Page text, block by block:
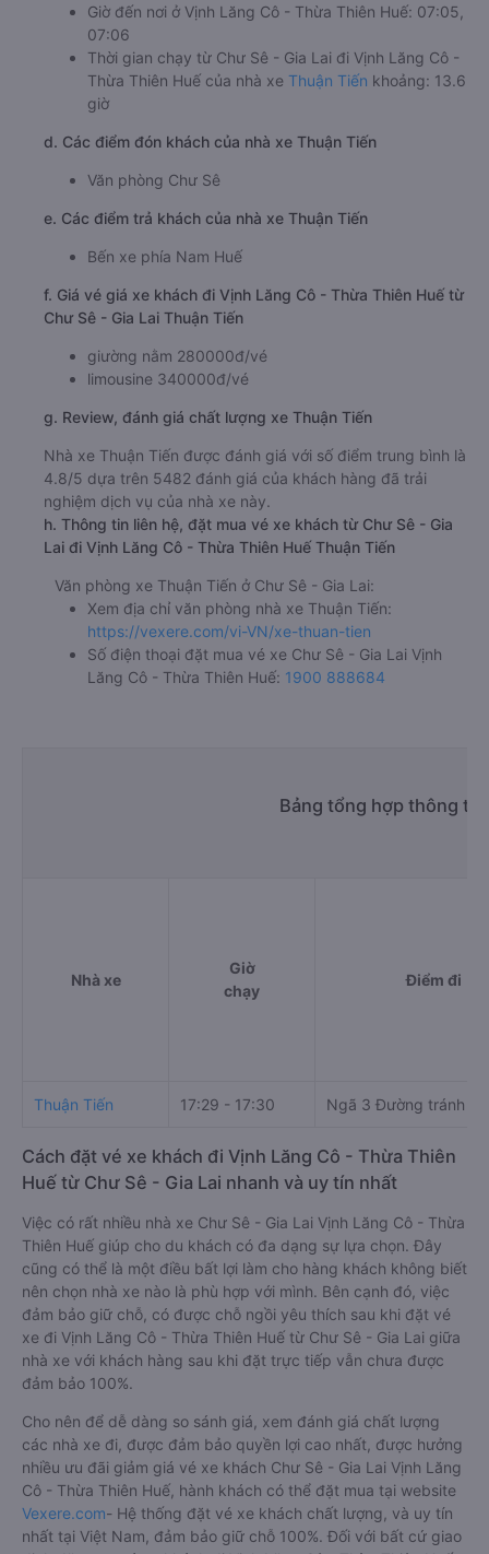
Giờ đến nơi ở Vịnh Lăng Cô - Thừa Thiên Huế: 07:05,
07:06
Thời gian chạy từ Chư Sê - Gia Lai đi Vịnh Lăng Cô -
Thừa Thiên Huế của nhà xe Thuận Tiến khoảng: 13.6
giờ
d. Các điểm đón khách của nhà xe Thuận Tiến
Văn phòng Chư Sê
e. Các điểm trả khách của nhà xe Thuận Tiến
Bến xe phía Nam Huế
f. Giá vé giá xe khách đi Vịnh Lăng Cô - Thừa Thiên Huế từ
Chư Sê - Gia Lai Thuận Tiến
giường nằm 280000đ/vé
limousine 340000đ/vé
g. Review, đánh giá chất lượng xe Thuận Tiến
Nhà xe Thuận Tiến được đánh giá với số điểm trung bình là
4.8/5 dựa trên 5482 đánh giá của khách hàng đã trải
nghiệm dịch vụ của nhà xe này.
h. Thông tin liên hệ, đặt mua vé xe khách từ Chư Sê - Gia
Lai đi Vịnh Lăng Cô - Thừa Thiên Huế Thuận Tiến
Văn phòng xe Thuận Tiến ở Chư Sê - Gia Lai:
Xem địa chỉ văn phòng nhà xe Thuận Tiến:
https://vexere.com/vi-VN/xe-thuan-tien
Số điện thoại đặt mua vé xe Chư Sê - Gia Lai Vịnh
Lăng Cô - Thừa Thiên Huế: 1900 888684
Bảng tổng hợp thông
Nhà xe
Giờ
chạy
Điểm đi
Thuận Tiến 17:29 - 17:30 Ngã 3 Đường tránh
Cách đặt vé xe khách đi Vịnh Lăng Cô - Thừa Thiên
Huế từ Chư Sê - Gia Lai nhanh và uy tín nhất
Việc có rất nhiều nhà xe Chư Sê - Gia Lai Vịnh Lăng Cô - Thừa
Thiên Huế giúp cho du khách có đa dạng sự lựa chọn. Đây
cũng có thể là một điều bất lợi làm cho hàng khách không biết
nên chọn nhà xe nào là phù hợp với mình. Bên cạnh đó, việc
đảm bảo giữ chỗ, có được chỗ ngồi yêu thích sau khi đặt vé
xe đi Vịnh Lăng Cô - Thừa Thiên Huế từ Chư Sê - Gia Lai giữa
nhà xe với khách hàng sau khi đặt trực tiếp vẫn chưa được
đảm bảo 100%.
Cho nên để dễ dàng so sánh giá, xem đánh giá chất lượng
các nhà xe đi, được đảm bảo quyền lợi cao nhất, được hưởng
nhiều ưu đãi giảm giá vé xe khách Chư Sê - Gia Lai Vịnh Lăng
Cô - Thừa Thiên Huế, hành khách có thể đặt mua tại website
Vexere.com- Hệ thống đặt vé xe khách chất lượng, và uy tín
nhất tại Việt Nam, đảm bảo giữ chỗ 100%. Đối với bất cứ giao